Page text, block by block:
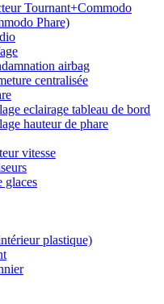
Tournant+Commodo
Phare)
airbag
centralisée
eclairage tableau de bord
hauteur de phare
vitesse
glaces
plastique)